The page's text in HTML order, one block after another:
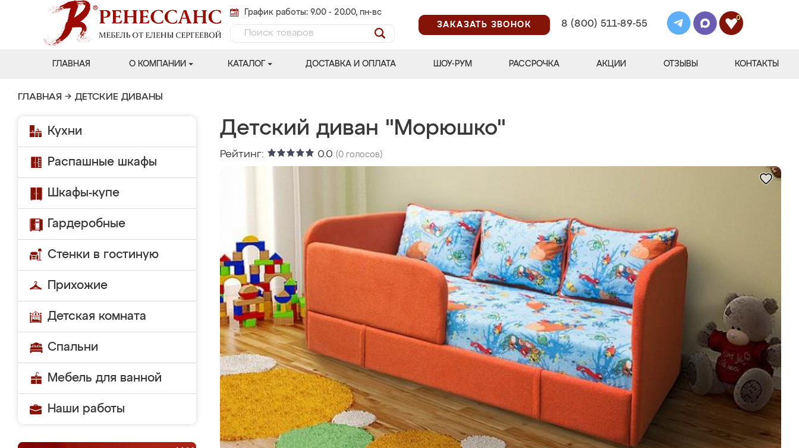
График работы: 9.00 - 20.00, пн-вс
ЗАКАЗАТЬ ЗВОНОК
8 (800) 511-89-55
0
ГЛАВНАЯ О КОМПАНИИ КАТАЛОГ ДОСТАВКА И ОПЛАТА ШОУ-РУМ РАССРОЧКА АКЦИИ ОТЗЫВЫ КОНТАКТЫ
ГЛАВНАЯ → ДЕТСКИЕ ДИВАНЫ
Кухни
Распашные шкафы
Шкафы-купе
Гардеробные
Стенки в гостиную
Прихожие
Детская комната
Спальни
Мебель для ванной
Наши работы
Детский диван "Морюшко"
Рейтинг: 0.0 (0 голосов)